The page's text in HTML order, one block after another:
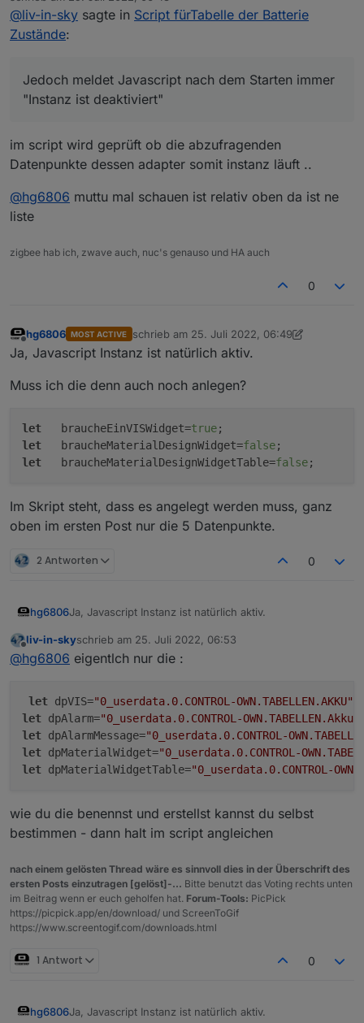
bekommen.
Fehlen da noch Adapter? Ich habe nur erst einmal
Homematic und Zigbee auf true gesetzt.
zuletzt editiert von
@liv-in-sky sagte in Script fürTabelle der Batterie
Zustände:
Jedoch meldet Javascript nach dem Starten immer
"Instanz ist deaktiviert"
im script wird geprüft ob die abzufragenden
Datenpunkte dessen adapter somit instanz läuft ..
@hg6806 muttu mal schauen ist relativ oben da ist ne
liste
zigbee hab ich, zwave auch, nuc's genauso und HA auch
0
Offline
hg6806 MOST ACTIVE schrieb am 25. Juli 2022, 06:49
zuletzt editiert von hg6806
Ja, Javascript Instanz ist natürlich aktiv.
Muss ich die denn auch noch anlegen?
let
   braucheEinVISWidget=
true;
let
   braucheMaterialDesignWidget=
false
let
   braucheMaterialDesignWidgetTable=
false
Im Skript steht, dass es angelegt werden muss, ganz
oben im ersten Post nur die 5 Datenpunkte.
2 Antworten 0
hg6806Ja, Javascript Instanz ist natürlich aktiv.
Muss ich die denn auch noch anlegen?
Im Skript steht, dass es angelegt werden muss, ganz
oben im ersten Post nur die 5 Datenpunkte.
Offline
liv-in-skyschrieb am 25. Juli 2022, 06:53
zuletzt editiert von
@hg6806 eigentlch nur die :
let dpVIS="0_userdata.0.CONTROL-OWN.TABELLEN.AKKU"
let dpAlarm="0_userdata.0.CONTROL-
let dpAlarmMessage="0_userdata.0.CONTROL-
let dpMaterialWidget="0_userdata.0.CONTROL-
let dpMaterialWidgetTable="0_userdata.0.CONTROL-
wie du die benennst und erstellst kannst du selbst
bestimmen - dann halt im script angleichen
nach einem gelösten Thread wäre es sinnvoll dies in der Überschrift des
ersten Posts einzutragen [gelöst]-... Bitte benutzt das Voting rechts unten
im Beitrag wenn er euch geholfen hat. Forum-Tools: PicPick
https://picpick.app/en/download/ und ScreenToGif
https://www.screentogif.com/downloads.html
1 Antwort 0
hg6806Ja, Javascript Instanz ist natürlich aktiv.